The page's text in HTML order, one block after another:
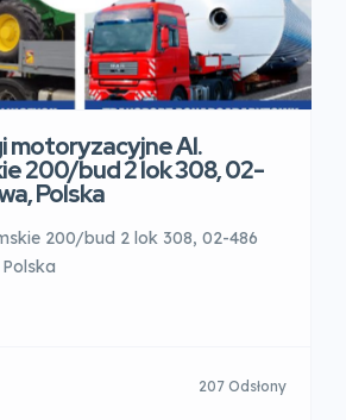
motoryzacyjne Al.
200/bud 2 lok 308, 02-
Polska
200/bud 2 lok 308, 02-486
207 Odsłony